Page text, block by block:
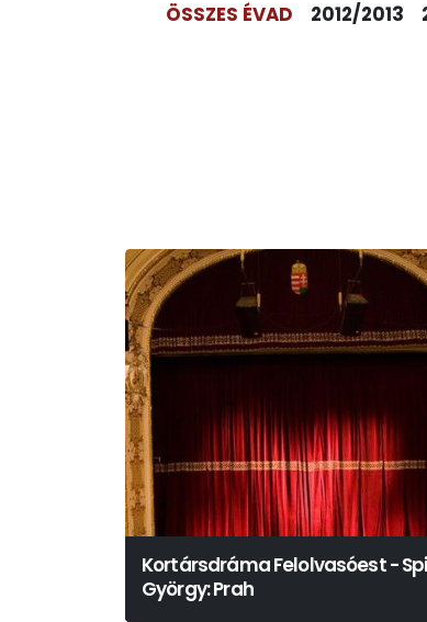
ÖSSZES ÉVAD 2012/2013
Kortársdráma Felolvasóest -
György: Prah